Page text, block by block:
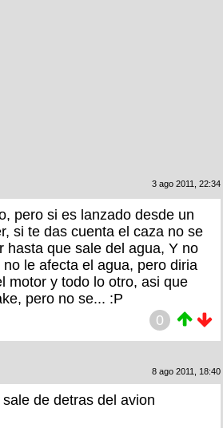
3 ago 2011, 22:34
pero si es lanzado desde un
si te das cuenta el caza no se
hasta que sale del agua, Y no
no le afecta el agua, pero diria
motor y todo lo otro, asi que
pero no se... :P
0
8 ago 2011, 18:40
de detras del avion